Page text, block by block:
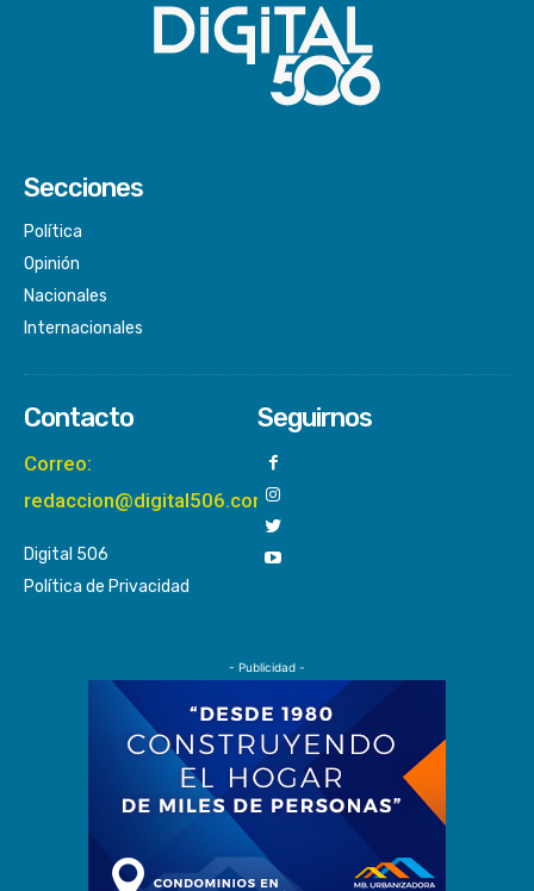
Secciones
Política
Opinión
Nacionales
Internacionales
Contacto
Correo:
redaccion@digital506.com
Digital 506
Política de Privacidad
Seguirnos
- Publicidad -